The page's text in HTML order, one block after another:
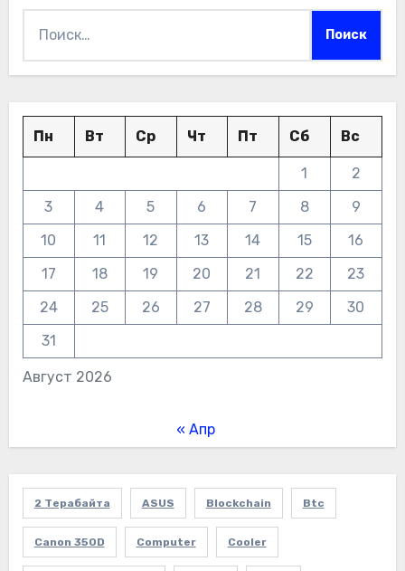
Август 2026
Пн Вт Ср Чт Пт Сб Вс
1
2
3
4 5 6 7 8
9
10
11 12 13 14 15
16
17
18 19 20 21 22
23
24
25 26 27 28 29
30
31
« Апр
2 Терабайта ASUS Blockchain Btc
Canon 350D Computer Cooler